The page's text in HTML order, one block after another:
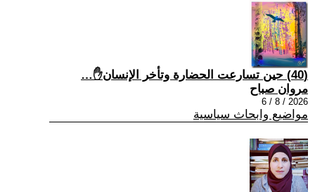
(40) حين تسارعت الحضارة وتأخر الإنسان✋…
مروان صباح
2026 / 8 / 6
مواضيع وابحاث سياسية